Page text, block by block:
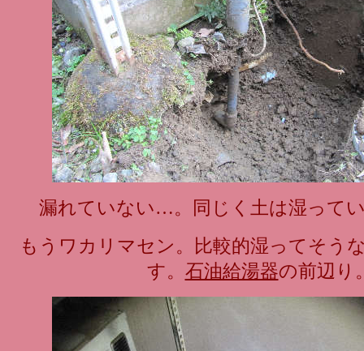
漏れていない…。同じく土は湿って
もうワカリマセン。比較的湿ってそう
す。 石油給湯器の前辺り